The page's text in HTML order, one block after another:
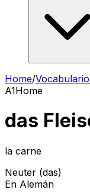
Home/
A1Home
das
la carne
Neuter (das)
En Alemán